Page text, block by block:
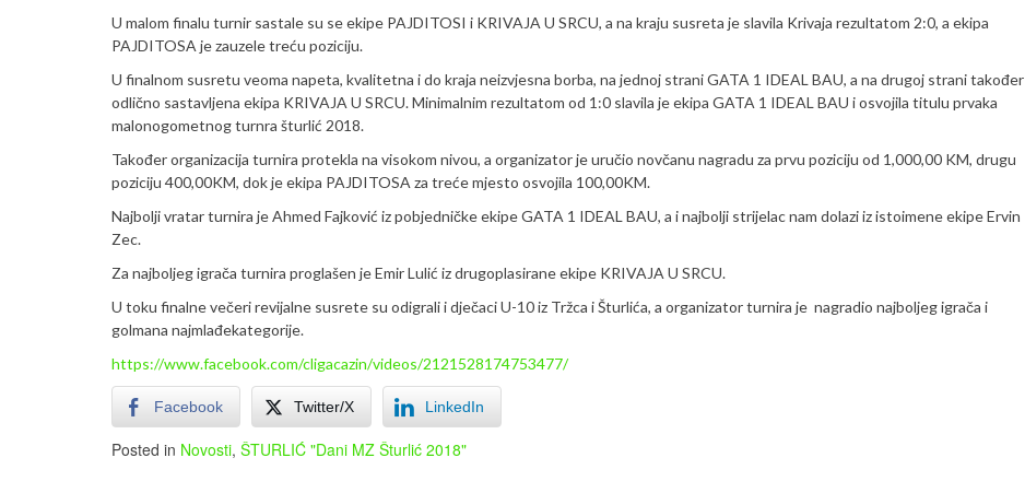
U malom finalu turnir sastale su se ekipe PAJDITOSI i KRIVAJA U SRCU, a na kraju susreta je slavila Krivaja rezultatom 2:0, a ekipa
PAJDITOSA je zauzele treću poziciju.
U finalnom susretu veoma napeta, kvalitetna i do kraja neizvjesna borba, na jednoj strani GATA 1 IDEAL BAU, a na drugoj strani također
odlično sastavljena ekipa KRIVAJA U SRCU. Minimalnim rezultatom od 1:0 slavila je ekipa GATA 1 IDEAL BAU i osvojila titulu prvaka
malonogometnog turnra šturlić 2018.
Također organizacija turnira protekla na visokom nivou, a organizator je uručio novčanu nagradu za prvu poziciju od 1,000,00 KM, drugu
poziciju 400,00KM, dok je ekipa PAJDITOSA za treće mjesto osvojila 100,00KM.
Najbolji vratar turnira je Ahmed Fajković iz pobjedničke ekipe GATA 1 IDEAL BAU, a i najbolji strijelac nam dolazi iz istoimene ekipe Ervin
Zec.
Za najboljeg igrača turnira proglašen je Emir Lulić iz drugoplasirane ekipe KRIVAJA U SRCU.
U toku finalne večeri revijalne susrete su odigrali i dječaci U-10 iz Tržca i Šturlića, a organizator turnira je nagradio najboljeg igrača i
golmana najmlađekategorije.
https://www.facebook.com/cligacazin/videos/2121528174753477/
Facebook Twitter/X LinkedIn
Posted in Novosti, ŠTURLIĆ "Dani MZ Šturlić 2018"